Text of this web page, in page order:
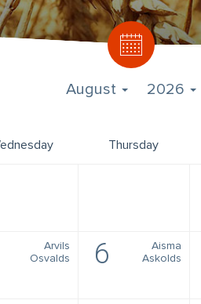
August 2026
Thursday
Arvils
Osvalds
6
Aisma
Askolds